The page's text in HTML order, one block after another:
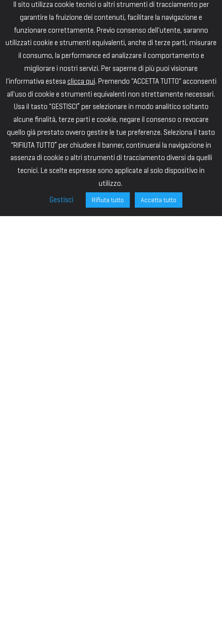
Il sito utilizza cookie tecnici o altri strumenti di tracciamento per
garantire la fruizione dei contenuti, facilitare la navigazione e
funzionare correttamente. Previo consenso dell'utente, saranno
utilizzati cookie e strumenti equivalenti, anche di terze parti, misurare
il consumo, la performance ed analizzare il comportamento e
migliorare i nostri servizi. Per saperne di più puoi visionare
l'informativa estesa clicca qui. Premendo "ACCETTA TUTTO" acconsenti
all'uso di cookie e strumenti equivalenti non strettamente necessari.
Usa il tasto "GESTISCI” per selezionare in modo analitico soltanto
alcune finalità, terze parti e cookie, negare il consenso o revocare
quello già prestato ovvero gestire le tue preferenze. Seleziona il tasto
“RIFIUTA TUTTO” per chiudere il banner, continuerai la navigazione in
assenza di cookie o altri strumenti di tracciamento diversi da quelli
tecnici. Le scelte espresse sono applicate al solo dispositivo in
utilizzo.
Gestisci
Rifiuta tutto Accetta tutto